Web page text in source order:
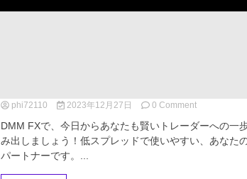
phi72110 2023年12月27日 0 Commenton
FX:
初
DMM FXで、今日からあなたも賢いトレーダーへの一
み出しましょう！低スプレッドで使いやすい、あなた
パートナーです。...